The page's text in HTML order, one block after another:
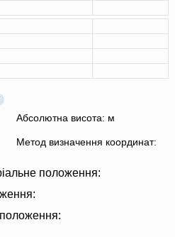
Абсолютна висота: м
Метод визначення координат:
положення:
положення: